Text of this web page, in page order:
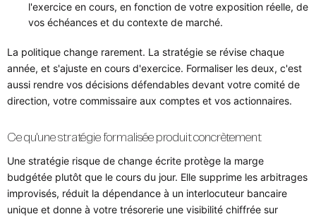
l'exercice en cours, en fonction de votre exposition réelle, de
vos échéances et du contexte de marché.
La politique change rarement. La stratégie se révise chaque
année, et s'ajuste en cours d'exercice. Formaliser les deux, c'est
aussi rendre vos décisions défendables devant votre comité de
direction, votre commissaire aux comptes et vos actionnaires.
Ce qu'une stratégie formalisée produit concrètement
Une stratégie risque de change écrite protège la marge
budgétée plutôt que le cours du jour. Elle supprime les arbitrages
improvisés, réduit la dépendance à un interlocuteur bancaire
unique et donne à votre trésorerie une visibilité chiffrée sur